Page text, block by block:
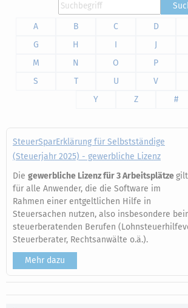
A
B C D
G
H I J
M
N O P
S
T U V
Y
Z #
SteuerSparErklärung für Selbstständige
(Steuerjahr 2025) - gewerbliche Lizenz
Die gewerbliche Lizenz für 3 Arbeitsplätzegilt
für alle Anwender, die die Software im
Rahmen einer entgeltlichen Hilfe in
Steuersachen nutzen, also insbesondere
steuerberatenden Berufen
Steuerberater, Rechtsanwälte o.ä.).
Mehr dazu